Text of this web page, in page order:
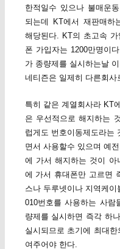
한적일수 있으나 불매운
되는데 KT에서 재판매하
해당된다. KT의 초고속
폰 가입자는 1200만명이
가 종량제를 실시하는날
네티즌은 일제히 다른회사
특히 같은 계열회사라 KT
은 우선적으로 해지하는
럽게도 번호이동제도라는
면서 사용할수 있으며 예
에 가서 해지하는 것이 아
에 가서 휴대폰만 고르면
스나 두루넷이나 지역케
010번호를 사용하는 사
량제를 실시하면 즉각 하
실시되므로 초기에 최대
여주어야 한다.